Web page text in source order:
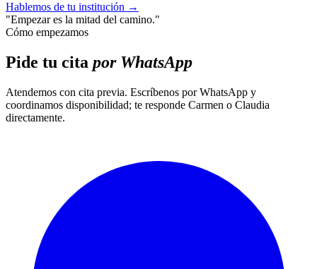
Hablemos de tu institución →
"Empezar es la mitad del camino."
Cómo empezamos
Pide tu cita por WhatsApp
Atendemos con cita previa. Escríbenos por WhatsApp y
coordinamos disponibilidad; te responde Carmen o Claudia
directamente.